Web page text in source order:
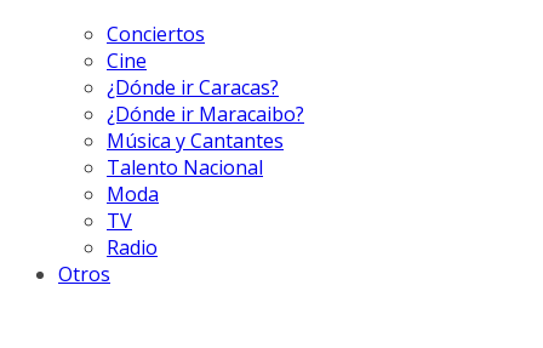
Conciertos
Cine
¿Dónde ir Caracas?
¿Dónde ir Maracaibo?
Música y Cantantes
Talento Nacional
Moda
TV
Radio
Otros